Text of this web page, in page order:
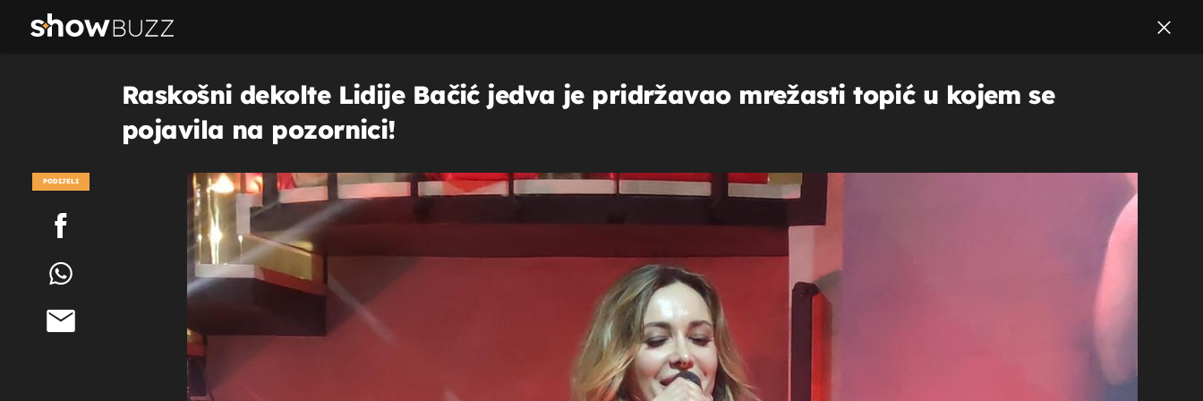
Raskošni dekolte Lidije Bačić jedva je pridržavao mrežasti topić u kojem se
pojavila na pozornici!
PODIJELI
POGLEDAJ